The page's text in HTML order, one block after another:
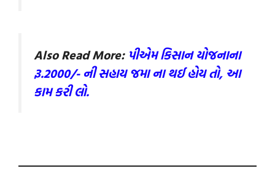
Also Read More: પીએમ કિસાન યોજનાના
રૂ.2000/- ની સહાય જમા ના થઈ હોય તો, આ
કામ કરી લો.